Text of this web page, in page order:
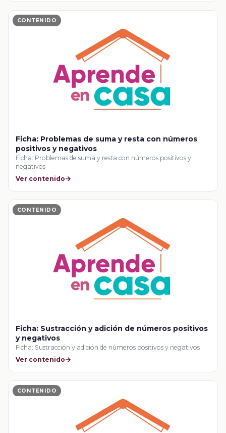
CONTENIDO
Ficha: Problemas de suma y resta con números
positivos y negativos
Ficha: Problemas de suma y resta con números positivos y
negativos
Ver contenido
CONTENIDO
Ficha: Sustracción y adición de números positivos
y negativos
Ficha: Sustracción y adición de números positivos y negativos
Ver contenido
CONTENIDO